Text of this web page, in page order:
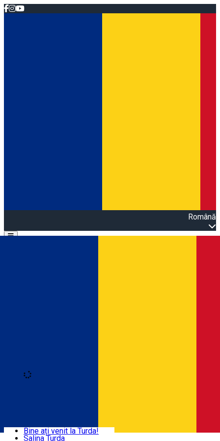
Română
Open main menu
Activități și experiențe
Bine ați venit la Turda!
Salina Turda